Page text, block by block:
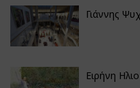
Γιάννης
Ειρήνη